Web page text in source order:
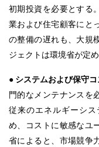
初期投資を必要とする
業および住宅顧客にと
の整備の遅れも、大規
ジェクトは環境省が定
● システムおよび保守
門的なメンテナンスを
従来のエネルギーシ
め、コストに敏感なユ
省によると、市場競争